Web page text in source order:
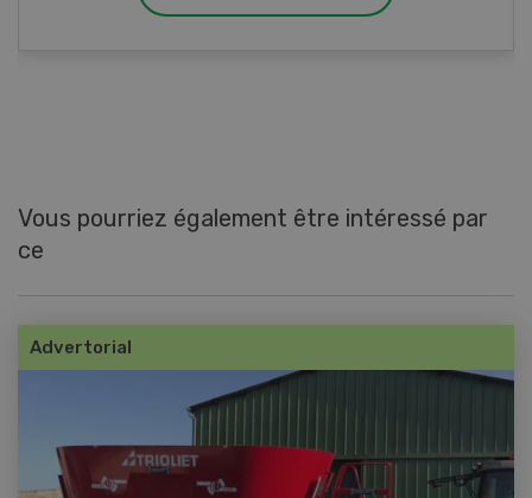
Vous pourriez également être intéressé par
ce
Advertorial